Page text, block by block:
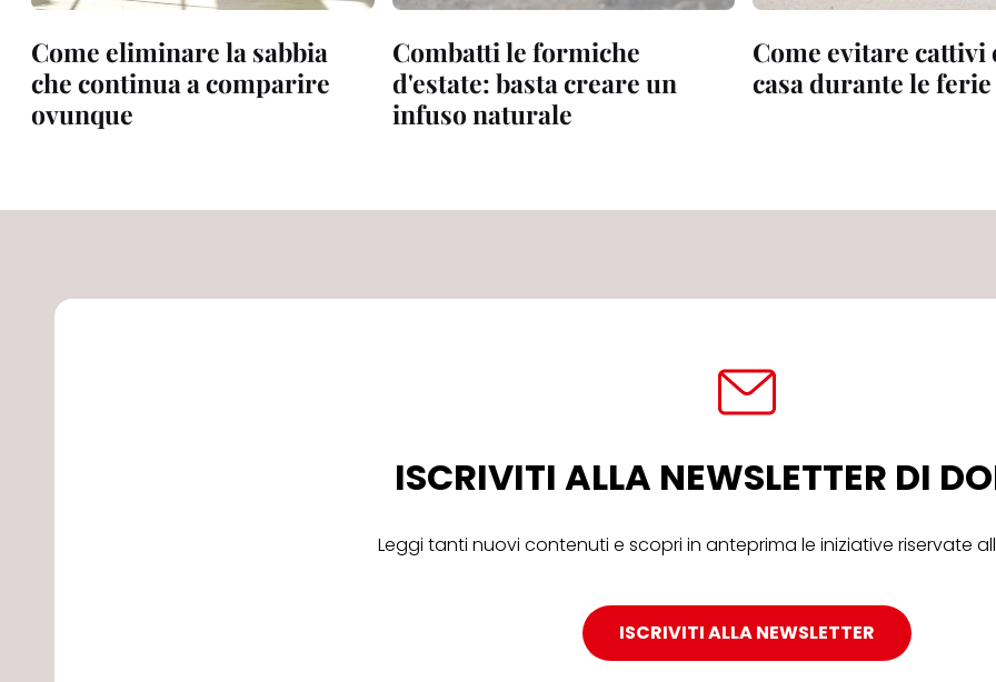
Come eliminare la sabbia
che continua a comparire
ovunque
Combatti le formiche
d'estate: basta creare un
infuso naturale
Come evitare
casa durante le ferie
ISCRIVITI ALLA NEWSLETTER DI
Leggi tanti nuovi contenuti e scopri in anteprima le iniziative riservate
ISCRIVITI ALLA NEWSLETTER